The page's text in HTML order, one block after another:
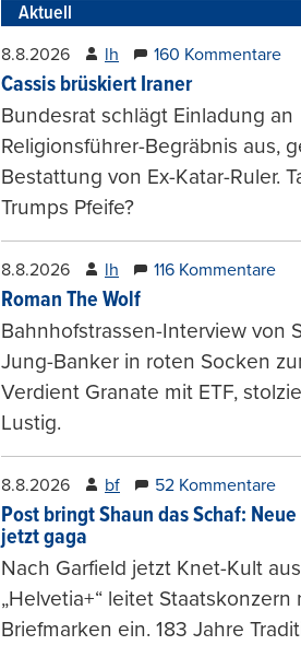
Aktuell
8.8.2026 lh 160 Kommentare
Cassis brüskiert Iraner
Bundesrat schlägt Einladung an
Religionsführer-Begräbnis aus,
Bestattung von Ex-Katar-Ruler.
Trumps Pfeife?
8.8.2026 lh 116 Kommentare
Roman The Wolf
Bahnhofstrassen-Interview von
Jung-Banker in roten Socken
Verdient Granate mit ETF,
Lustig.
8.8.2026 bf 52 Kommentare
Post bringt Shaun das Schaf:
jetzt gaga
Nach Garfield jetzt Knet-Kult
„Helvetia+“ leitet Staatskonzern
Briefmarken ein. 183 Jahre